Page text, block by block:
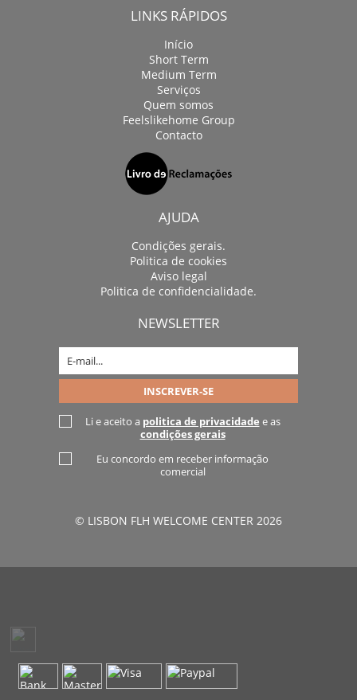
LINKS RÁPIDOS
Início
Short Term
Medium Term
Serviços
Quem somos
Feelslikehome Group
Contacto
AJUDA
Condições gerais.
Politica de cookies
Aviso legal
Politica de confidencialidade.
NEWSLETTER
Li e aceito a politica de privacidade e as
condições gerais
Eu concordo em receber informação
comercial
© LISBON FLH WELCOME CENTER 2026